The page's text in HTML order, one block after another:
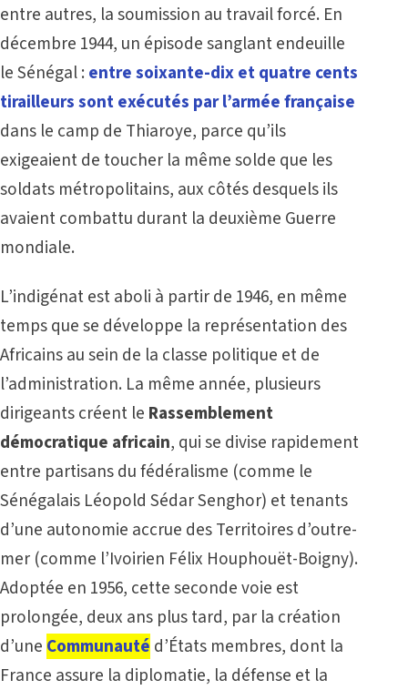
entre autres, la soumission au travail forcé. En
décembre 1944, un épisode sanglant endeuille
le Sénégal : entre soixante-dix et quatre cents
tirailleurs sont exécutés par l’armée française
dans le camp de Thiaroye, parce qu’ils
exigeaient de toucher la même solde que les
soldats métropolitains, aux côtés desquels ils
avaient combattu durant la deuxième Guerre
mondiale.
L’indigénat est aboli à partir de 1946, en même
temps que se développe la représentation des
Africains au sein de la classe politique et de
l’administration. La même année, plusieurs
dirigeants créent le Rassemblement
démocratique africain, qui se divise rapidement
entre partisans du fédéralisme (comme le
Sénégalais Léopold Sédar Senghor) et tenants
d’une autonomie accrue des Territoires d’outre-
mer (comme l’Ivoirien Félix Houphouët-Boigny).
Adoptée en 1956, cette seconde voie est
prolongée, deux ans plus tard, par la création
d’une Communauté d’États membres, dont la
France assure la diplomatie, la défense et la